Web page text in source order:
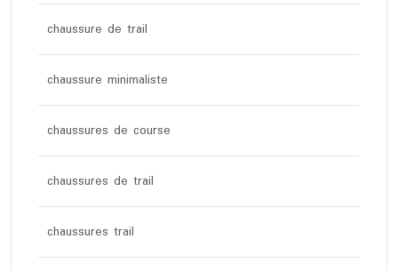
chaussure de trail
chaussure minimaliste
chaussures de course
chaussures de trail
chaussures trail